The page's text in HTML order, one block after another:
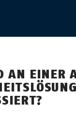
AN EINER